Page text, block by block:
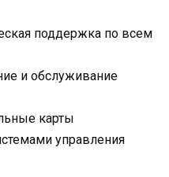
поддержка по всем
и обслуживание
карты
управления